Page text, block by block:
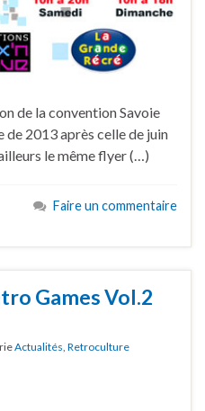
de la convention Savoie
de 2013 après celle de juin
le même flyer (…)
Faire un commentaire
Games Vol.2
Actualités, Retroculture